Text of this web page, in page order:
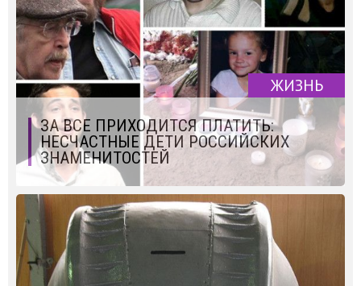
ЖИЗНЬ
ЗА ВСЕ ПРИХОДИТСЯ ПЛАТИТЬ:
НЕСЧАСТНЫЕ ДЕТИ РОССИЙСКИХ
ЗНАМЕНИТОСТЕЙ